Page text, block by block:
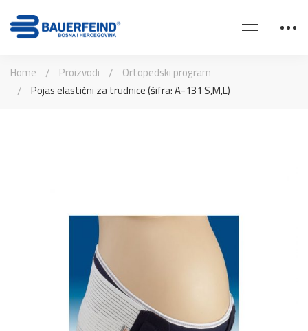
Home Proizvodi
Ortopedski program
Pojas elastični za trudnice (šifra: A-131 S,M,L)